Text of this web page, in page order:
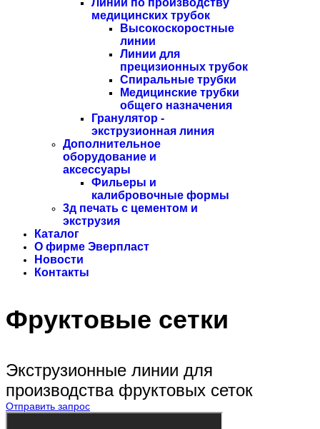
Линии по производству
медицинских трубок
Высокоскоростные
линии
Линии для
прецизионных трубок
Спиральные трубки
Медицинские трубки
общего назначения
Гранулятор -
экструзионная линия
Дополнительное
оборудование и
аксессуары
Фильеры и
калибровочные формы
3д печать с цементом и
экструзия
Каталог
О фирме Эверпласт
Новости
Контакты
Фруктовые сетки
Экструзионные линии для
производства фруктовых сеток
Отправить запрос